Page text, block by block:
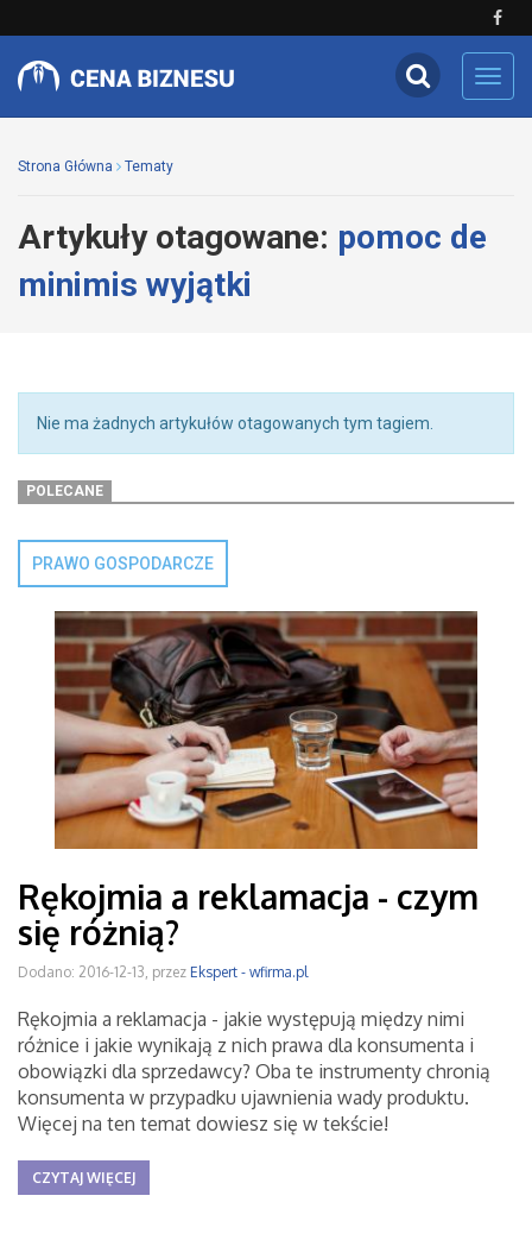
Strona Główna Tematy
Artykuły otagowane: pomoc de
minimis wyjątki
Nie ma żadnych artykułów otagowanych tym tagiem.
POLECANE
PRAWO GOSPODARCZE
Rękojmia a reklamacja - czym
się różnią?
Dodano: 2016-12-13, przez Ekspert - wfirma.pl
Rękojmia a reklamacja - jakie występują między nimi
różnice i jakie wynikają z nich prawa dla konsumenta i
obowiązki dla sprzedawcy? Oba te instrumenty chronią
konsumenta w przypadku ujawnienia wady produktu.
Więcej na ten temat dowiesz się w tekście!
CZYTAJ WIĘCEJ